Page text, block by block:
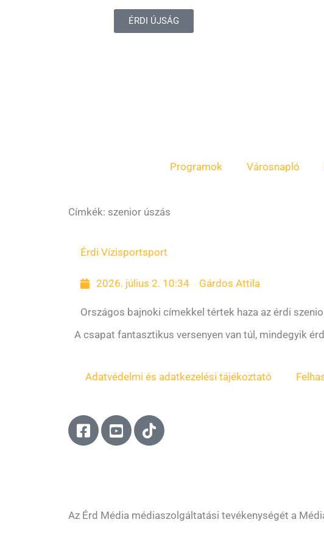
ÉRDI ÚJSÁG
Programok Városnapló
Címkék: szenior úszás
Érdi Vízisportsport
2026. július 2. 10:34 Gárdos Attila
Országos bajnoki címekkel tértek haza az érdi
A csapat fantasztikus versenyen van túl, mindegyik
Adatvédelmi és adatkezelési tájékoztató
F
a
o
Y
o
e
T
i
Az Érd Média médiaszolgáltatási tevékenységét a